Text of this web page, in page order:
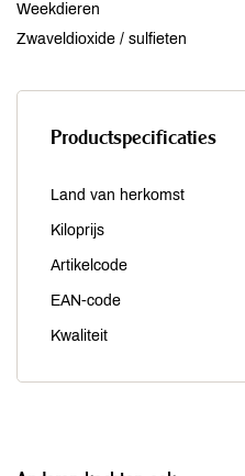
Weekdieren
Zwaveldioxide / sulfieten
Productspecificaties
Land van herkomst
Kiloprijs
Artikelcode
EAN-code
Kwaliteit